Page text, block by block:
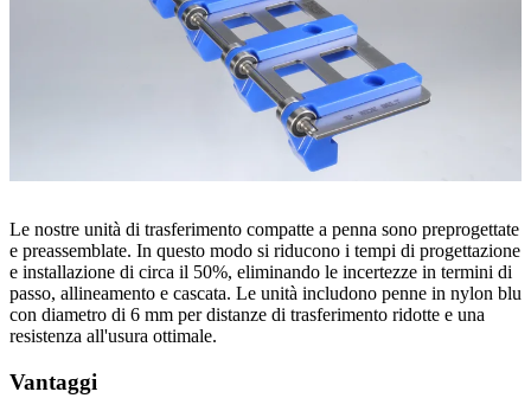
Le nostre unità di trasferimento compatte a penna sono preprogettate
e preassemblate. In questo modo si riducono i tempi di progettazione
e installazione di circa il 50%, eliminando le incertezze in termini di
passo, allineamento e cascata. Le unità includono penne in nylon blu
con diametro di 6 mm per distanze di trasferimento ridotte e una
resistenza all'usura ottimale.
Vantaggi